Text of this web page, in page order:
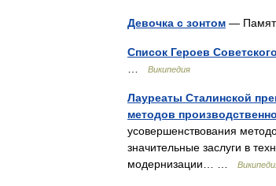
Девочка с зонтом —
Список Героев
Википедия
Лауреаты Сталинской
методов
усовершенствования
значительные заслуги в
модернизации… …